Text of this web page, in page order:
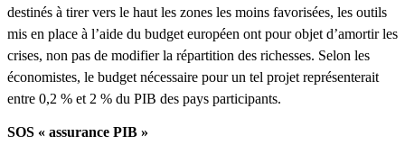
destinés à tirer vers le haut les zones les moins favorisées, les outils
mis en place à l’aide du budget européen ont pour objet d’amortirles
crises, non pas de modifier la répartition des richesses. Selon les
économistes, le budget nécessaire pour un tel projet représenterait
entre 0,2 % et 2 % du PIB des pays participants.
SOS « assurance PIB »